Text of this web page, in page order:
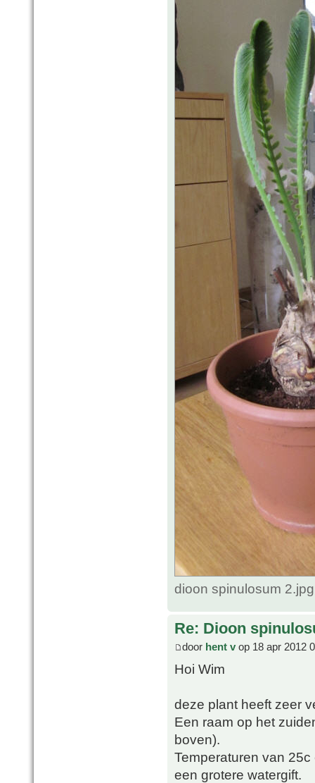
dioon spinulosum
Re: Dioon
door hent v op 18 apr 2012
Hoi Wim
deze plant heeft zeer
Een raam op het
boven).
Temperaturen van
een grotere watergift.